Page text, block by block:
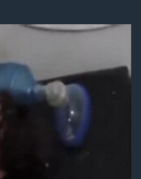
available